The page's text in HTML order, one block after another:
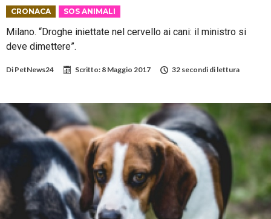
CRONACA SOS ANIMALI
Milano. “Droghe iniettate nel cervello ai cani: il ministro si
deve dimettere”.
Di PetNews24 Scritto: 8 Maggio 2017 32 secondi di lettura